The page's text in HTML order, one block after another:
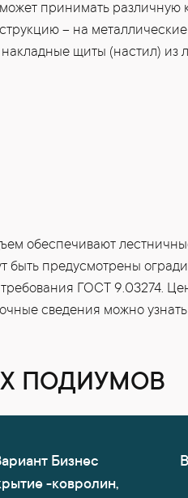
принимать
– на
щиты (настил) из
обеспечивают
быть предусмотрены
ГОСТ 9.03274.
сведения можно
ПОДИУМОВ
Бизнес
-ковролин,